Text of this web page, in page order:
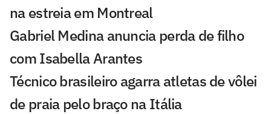
na estreia em Montreal
Gabriel Medina anuncia perda de filho
com Isabella Arantes
Técnico brasileiro agarra atletas de vôlei
de praia pelo braço na Itália